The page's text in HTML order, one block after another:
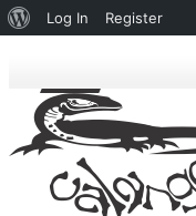
About
Log In Register